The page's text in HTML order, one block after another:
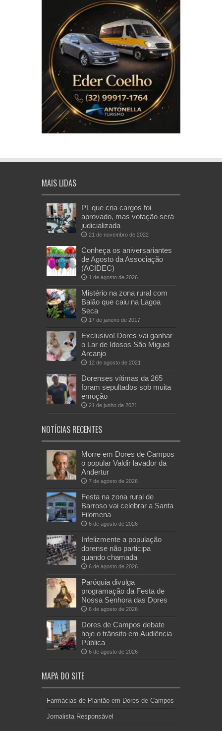
MAIS LIDAS
PL que cria cargos foi
aprovado, mas votação será
judicializada
21 de novembro de 2022
Conheça os aniversariantes
de Agosto da Associação
(ACIDEC)
1 de agosto de 2026
Mistério na zona rural com
Balão que caiu na Lagoa
Seca
17 de janeiro de 2017
Exclusivo! Dores vai ganhar
o Lar de Idosos São Miguel
Arcanjo
12 de agosto de 2021
Dorenses vítimas da 265
foram sepultados sob muita
emoção
21 de junho de 2021
NOTÍCIAS RECENTES
Morre em Dores de Campos
o popular Valdir lavador da
Andertur
7 de agosto de 2026
Festa na zona rural de
Barroso vai celebrar a Santa
Filomena
6 de agosto de 2026
Infelizmente a população
dorense não participa
quando chamada
6 de agosto de 2026
Paróquia divulga
programação da Festa de
Nossa Senhora das Dores
6 de agosto de 2026
Dores de Campos debate
hoje o trânsito em Audiência
Pública
6 de agosto de 2026
MAPA DO SITE
Farmácias de Plantão em Dores de Campos
Jornalista Responsável